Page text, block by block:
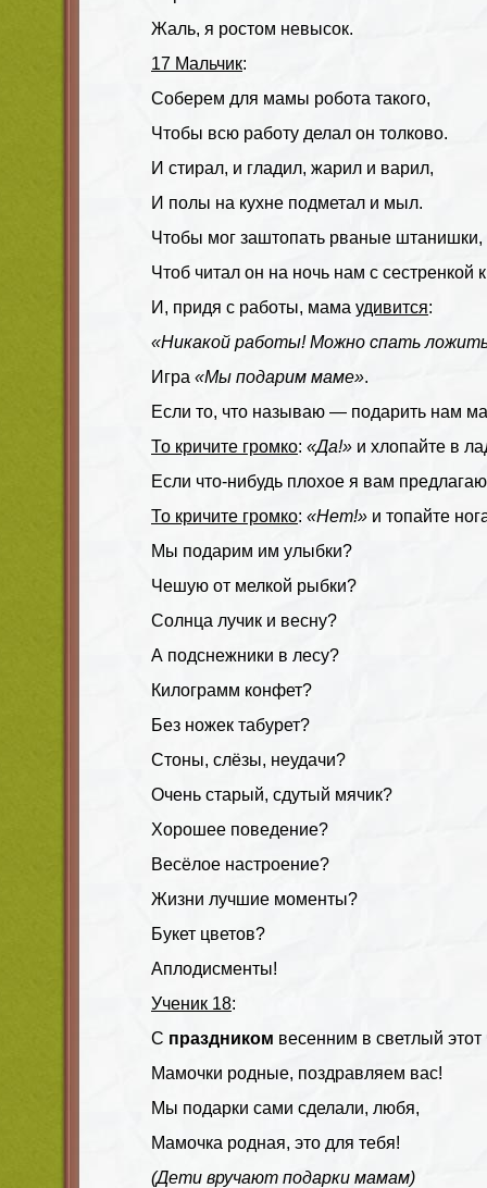
Жаль, я ростом невысок.
17 Мальчик:
Соберем для мамы робота такого,
Чтобы всю работу делал он толково.
И стирал, и гладил, жарил и варил,
И полы на кухне подметал и мыл.
Чтобы мог заштопать рваные штанишки,
Чтоб читал он на ночь нам с сестренкой
И, придя с работы, мама удивится:
«Никакой работы! Можно спать
Игра «Мы подарим маме».
Если то, что называю — подарить нам
То кричите громко: «Да!» и хлопайте в
Если что-нибудь плохое я вам предлагаю
То кричите громко: «Нет!» и топайте
Мы подарим им улыбки?
Чешую от мелкой рыбки?
Солнца лучик и весну?
А подснежники в лесу?
Килограмм конфет?
Без ножек табурет?
Стоны, слёзы, неудачи?
Очень старый, сдутый мячик?
Хорошее поведение?
Весёлое настроение?
Жизни лучшие моменты?
Букет цветов?
Аплодисменты!
Ученик 18:
С праздником весенним в светлый этот
Мамочки родные, поздравляем вас!
Мы подарки сами сделали, любя,
Мамочка родная, это для тебя!
(Дети вручают подарки мамам)